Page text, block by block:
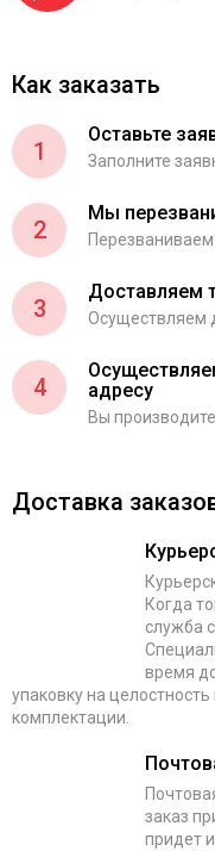
Как заказать
1
Оставьте
Заполните
2
Мы
3
Доставляем
Осуществляем
4
адресу
Вы
Доставка
Когда
служба
время
упаковку на
комплектации.
заказ
придет